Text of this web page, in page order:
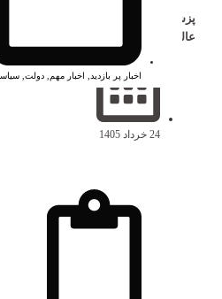
اخبار پر بازدید, اخبار مهم, دولت,
پزشکیان: تصمیم‌گیری درباره جنگ و
عالی امنیت ملی است
24 خرداد 1405